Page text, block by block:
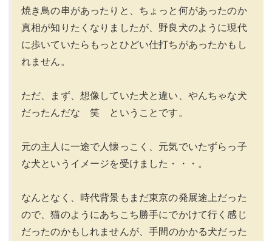
焼き鳥の串があったりと、ちょっと何があったのか
真相が知りたくなりましたが、野良犬のように現代
に歩いていたらもっとひどい仕打ちがあったかもし
れません。
ただ、まず、想像していた犬と違い、やんちゃな犬
だったんだな 笑 ということです。
元の主人に一途で人懐っこく、元気でいたずらっ子
な犬というイメージを受けました・・・。
なんとなく、時代背景もまだ東京の発展途上だった
ので、猫のようにあちこち勝手にでかけて行く感じ
だったのかもしれませんが、手間のかかる犬だった